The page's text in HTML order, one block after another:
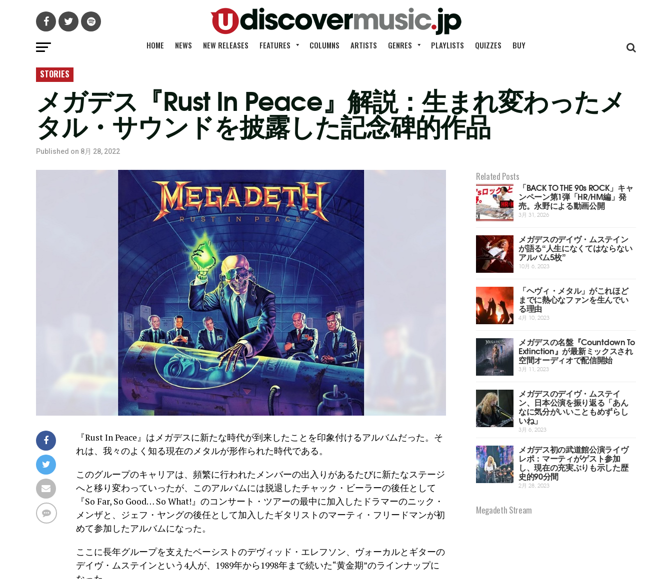
HOME NEWS NEW RELEASES FEATURES COLUMNS ARTISTS GENRES PLAYLISTS QUIZZES BUY
STORIES
メガデス『Rust In Peace』解説：生まれ変わったメ
タル・サウンドを披露した記念碑的作品
Published on 8月 28, 2022
『Rust In Peace』はメガデスに新たな時代が到来したことを印象付けるアルバムだった。そ
れは、我々のよく知る現在のメタルが形作られた時代である。
このグループのキャリアは、頻繁に行われたメンバーの出入りがあるたびに新たなステージ
へと移り変わっていったが、このアルバムには脱退したチャック・ビーラーの後任として
『So Far, So Good… So What!』のコンサート・ツアーの最中に加入したドラマーのニック・
メンザと、ジェフ・ヤングの後任として加入したギタリストのマーティ・フリードマンが初
めて参加したアルバムになった。
ここに長年グループを支えたベーシストのデヴィッド・エレフソン、ヴォーカルとギターの
デイヴ・ムステインという4人が、1989年から1998年まで続いた“黄金期”のラインナップに
Related Posts
「BACK TO THE 90s ROCK」キャ
ンペーン第1弾「HR/HM編」発
売。永野による動画公開
3月 31, 2026
メガデスのデイヴ・ムステイン
が語る“人生になくてはならない
アルバム5枚”
10月 6, 2023
「ヘヴィ・メタル」がこれほど
までに熱心なファンを生んでい
る理由
4月 10, 2023
メガデスの名盤『Countdown To
Extinction』が最新ミックスされ
空間オーディオで配信開始
3月 11, 2023
メガデスのデイヴ・ムステイ
ン、日本公演を振り返る「あん
なに気分がいいこともめずらし
いね」
3月 6, 2023
メガデス初の武道館公演ライヴ
レポ：マーティがゲスト参加
し、現在の充実ぶりも示した歴
史的90分間
2月 28, 2023
Megadeth Stream